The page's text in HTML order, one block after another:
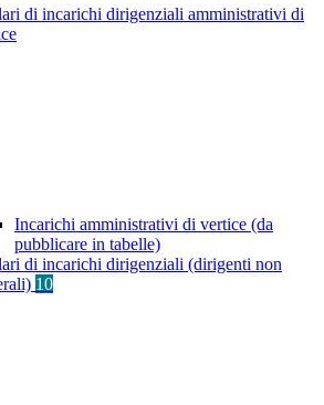
di incarichi dirigenziali amministrativi di
Incarichi amministrativi di vertice (da
pubblicare in tabelle)
di incarichi dirigenziali (dirigenti non
10